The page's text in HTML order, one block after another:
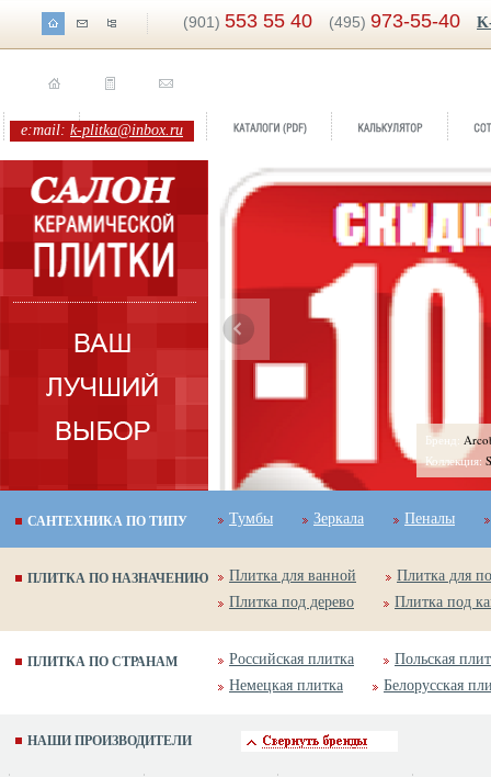
(901) 553 55 40 (495) 973-55-40
e:mail: k-plitka@inbox.ru
Arcobaleno Blue
САНТЕХНИКА ПО ТИПУ Тумбы Зеркала Пеналы
ПЛИТКА ПО НАЗНАЧЕНИЮ Плитка для ванной
Плитка для
Плитка под дерево
Плитка под
ПЛИТКА ПО СТРАНАМ Российская плитка
Польская
Немецкая плитка
Белорусская
НАШИ ПРОИЗВОДИТЕЛИ